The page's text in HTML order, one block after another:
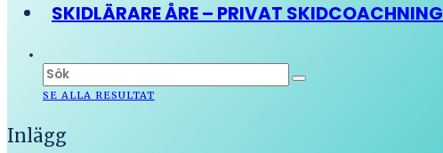
SKIDLÄRARE ÅRE – PRIVAT SKIDCOACHNING
SE ALLA RESULTAT
Inlägg